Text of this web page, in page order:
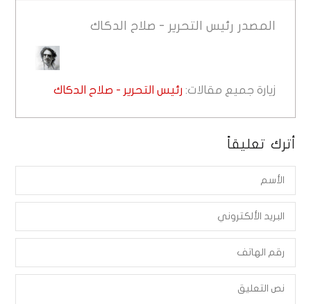
المصدر رئيس التحرير - صلاح الدكاك
زيارة جميع مقالات: رئيس التحرير - صلاح الدكاك
أترك تعليقاً